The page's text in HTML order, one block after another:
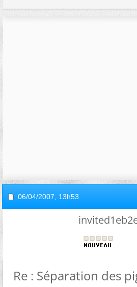
06/04/2007, 13h53
Re : Séparation des